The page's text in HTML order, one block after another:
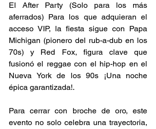
El After Party (Solo para los más
aferrados) Para los que adquieran el
acceso VIP, la fiesta sigue con Papa
Michigan (pionero del rub-a-dub en los
70s) y Red Fox, figura clave que
fusionó el reggae con el hip-hop en el
Nueva York de los 90s ¡Una noche
épica garantizada!.
Para cerrar con broche de oro, este
evento no solo celebra una trayectoria,